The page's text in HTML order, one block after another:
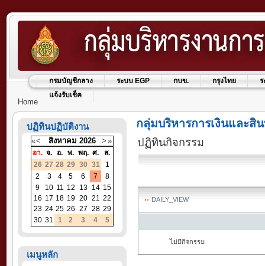
กรมบัญชีกลาง ระบบ EGP กบข. กรุงไทย
ร
แจ้งรับเช็ค
Home
ปฏิทินปฏิบัติงาน
«< สิงหาคม 2026 > »
อา. จ. อ. พ. พฤ. ศ.
ส.
26 27 28 29 30 31
1
2
3 4 5 6 7
8
9
10 11 12 13 14 15
16 17 18 19 20 21 22
23 24 25 26 27 28 29
30 31 1 2 3 4 5
เมนูหลัก
กลุ่มบริหารการเงินและสิ
ปฏิทินกิจกรรม
DAILY_VIEW
ไม่มีกิจกรรม